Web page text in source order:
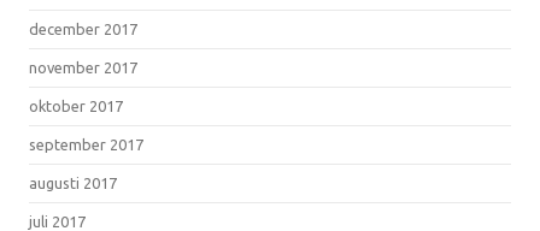
december 2017
november 2017
oktober 2017
september 2017
augusti 2017
juli 2017